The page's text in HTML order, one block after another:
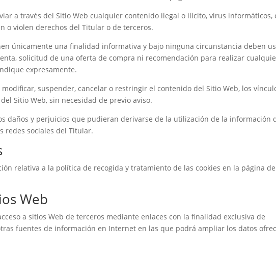
a través del Sitio Web cualquier contenido ilegal o ilícito, virus informáticos,
o violen derechos del Titular o de terceros.
únicamente una finalidad informativa y bajo ninguna circunstancia deben
solicitud de una oferta de compra ni recomendación para realizar
expresamente.
suspender, cancelar o restringir el contenido del Sitio Web, los
Sitio Web, sin necesidad de previo aviso.
daños y perjuicios que pudieran derivarse de la utilización de la información
redes sociales del Titular.
relativa a la política de recogida y tratamiento de las cookies en la página de
Web
a sitios Web de terceros mediante enlaces con la finalidad exclusiva de
fuentes de información en Internet en las que podrá ampliar los datos